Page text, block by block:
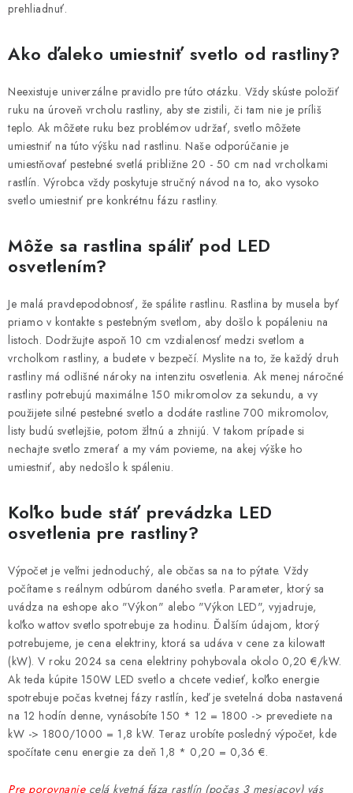
prehliadnuť.
Ako ďaleko umiestniť svetlo od rastliny?
Neexistuje univerzálne pravidlo pre túto otázku. Vždy skúste položiť
ruku na úroveň vrcholu rastliny, aby ste zistili, či tam nie je príliš
teplo. Ak môžete ruku bez problémov udržať, svetlo môžete
umiestniť na túto výšku nad rastlinu. Naše odporúčanie je
umiestňovať pestebné svetlá približne 20 - 50 cm nad vrcholkami
rastlín. Výrobca vždy poskytuje stručný návod na to, ako vysoko
svetlo umiestniť pre konkrétnu fázu rastliny.
Môže sa rastlina spáliť pod LED
osvetlením?
Je malá pravdepodobnosť, že spálite rastlinu. Rastlina by musela byť
priamo v kontakte s pestebným svetlom, aby došlo k popáleniu na
listoch. Dodržujte aspoň 10 cm vzdialenosť medzi svetlom a
vrcholkom rastliny, a budete v bezpečí. Myslite na to, že každý druh
rastliny má odlišné nároky na intenzitu osvetlenia. Ak menej náročné
rastliny potrebujú maximálne 150 mikromolov za sekundu, a vy
použijete silné pestebné svetlo a dodáte rastline 700 mikromolov,
listy budú svetlejšie, potom žltnú a zhnijú. V takom prípade si
nechajte svetlo zmerať a my vám povieme, na akej výške ho
umiestniť, aby nedošlo k spáleniu.
Koľko bude stáť prevádzka LED
osvetlenia pre rastliny?
Výpočet je veľmi jednoduchý, ale občas sa na to pýtate. Vždy
počítame s reálnym odbúrom daného svetla. Parameter, ktorý sa
uvádza na eshope ako "Výkon" alebo "Výkon LED", vyjadruje,
koľko wattov svetlo spotrebuje za hodinu. Ďalším údajom, ktorý
potrebujeme, je cena elektriny, ktorá sa udáva v cene za kilowatt
(kW). V roku 2024 sa cena elektriny pohybovala okolo 0,20 €/kW.
Ak teda kúpite 150W LED svetlo a chcete vedieť, koľko energie
spotrebuje počas kvetnej fázy rastlín, keď je svetelná doba nastavená
na 12 hodín denne, vynásobíte 150 * 12 = 1800 -> prevediete na
kW -> 1800/1000 = 1,8 kW. Teraz urobíte posledný výpočet, kde
spočítate cenu energie za deň 1,8 * 0,20 = 0,36 €.
Pre porovnaniecelá kvetná fáza rastlín (počas 3 mesiacov) vás